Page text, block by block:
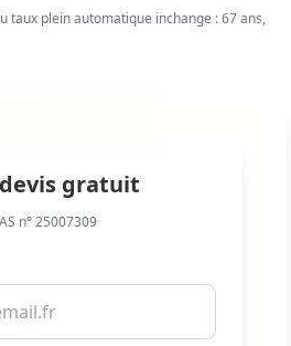
taux plein automatique inchange : 67 ans,
gratuit
n° 25007309